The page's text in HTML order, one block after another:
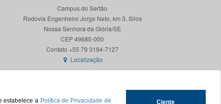
estabelece a Política de Privacidade de Ciente
Campus do Sertão
Rodovia Engenheiro Jorge Neto, km 3, Silos
Nossa Senhora da Glória/SE
CEP 49680-000
Contato +55 79 3194-7127
Localização